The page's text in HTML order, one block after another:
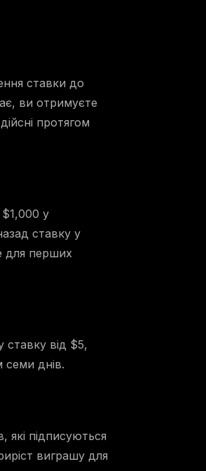
ставки до
ви отримуєте
протягом
у
ставку у
для перших
ставку від $5,
семи днів.
які підписуються
виграшу для